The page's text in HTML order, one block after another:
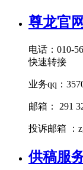
尊龙官
电话：010-
快速转接
业务qq：
邮箱： 291
投诉邮箱 ：
供稿服